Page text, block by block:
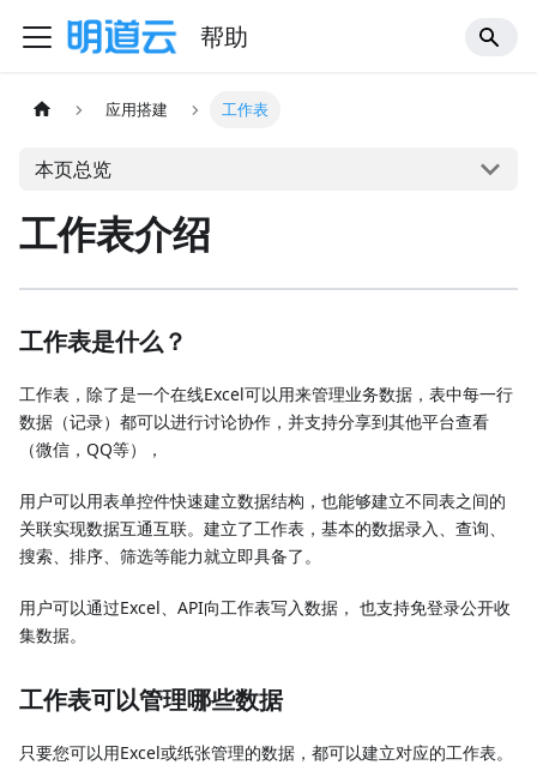
帮助
应用搭建 工作表
本页总览
工作表介绍
工作表是什么？
工作表，除了是一个在线Excel可以用来管理业务数据，表中每一行
数据（记录）都可以进行讨论协作，并支持分享到其他平台查看
（微信，QQ等），
用户可以用表单控件快速建立数据结构，也能够建立不同表之间的
关联实现数据互通互联。建立了工作表，基本的数据录入、查询、
搜索、排序、筛选等能力就立即具备了。
用户可以通过Excel、API向工作表写入数据， 也支持免登录公开收
集数据。
工作表可以管理哪些数据
只要您可以用Excel或纸张管理的数据，都可以建立对应的工作表。